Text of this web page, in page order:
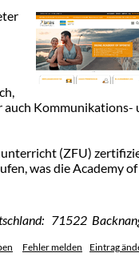
Kommunikations-
(ZFU)
was die Academy of
71522
Fehler melden Eintrag